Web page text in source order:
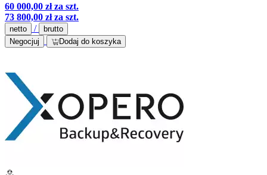
60 000,00 złza szt.
73 800,00 złza szt.
netto /
brutto
Negocjuj
Dodaj do koszyka